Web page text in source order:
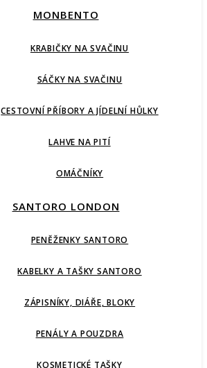
MONBENTO
KRABIČKY NA SVAČINU
SÁČKY NA SVAČINU
CESTOVNÍ PŘÍBORY A JÍDELNÍ HŮLKY
LAHVE NA PITÍ
OMÁČNÍKY
SANTORO LONDON
PENĚŽENKY SANTORO
KABELKY A TAŠKY SANTORO
ZÁPISNÍKY, DIÁŘE, BLOKY
PENÁLY A POUZDRA
KOSMETICKÉ TAŠKY